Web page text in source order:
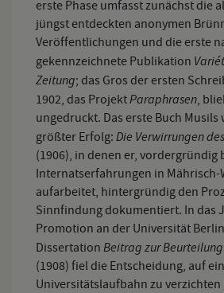
erste Phase umfasst zunächst die
jüngst entdeckten anonymen
Veröffentlichungen und die erste
gekennzeichnete Publikation
Zeitung; das Gros der ersten
1902, das ProjektParaphrasen,
ungedruckt. Das erste Buch Musils
größter Erfolg: Die Verwirrungen
(1906), in denen er, vordergründig
Internatserfahrungen in Mährisch-
aufarbeitet, hintergründig den
Sinnfindung dokumentiert. In das
Promotion an der Universität
Dissertation Beitrag zur
(1908) fiel die Entscheidung, auf
Universitätslaufbahn zu verzichten